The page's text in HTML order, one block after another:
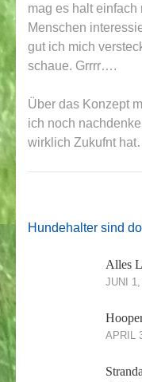
mag es halt
Menschen
gut ich mich
schaue. Grrrr….
Über das Konzept
ich noch
wirklich Zukufnt
Hundehalter sind
Alles
JUNI
APRIL